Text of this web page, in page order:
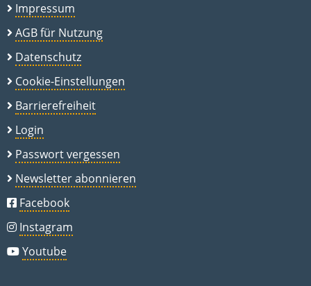
Impressum
AGB für Nutzung
Datenschutz
Cookie-Einstellungen
Barrierefreiheit
Login
Passwort vergessen
Newsletter abonnieren
Facebook
Instagram
Youtube